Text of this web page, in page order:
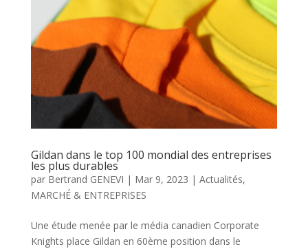
Gildan dans le top 100 mondial des entreprises
les plus durables
par Bertrand GENEVI | Mar 9, 2023 | Actualités,
MARCHÉ & ENTREPRISES
Une étude menée par le média canadien Corporate
Knights place Gildan en 60ème position dans le